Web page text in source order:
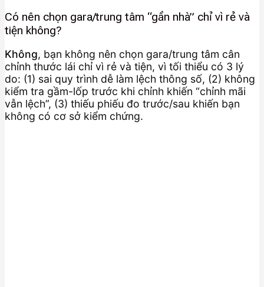
Có nên chọn gara/trung tâm “gần nhà” chỉ vì rẻ và
tiện không?
Không, bạn không nên chọn gara/trung tâm cân
chỉnh thước lái chỉ vì rẻ và tiện, vì tối thiểu có 3 lý
do: (1) sai quy trình dễ làm lệch thông số, (2) không
kiểm tra gầm-lốp trước khi chỉnh khiến “chỉnh mãi
vẫn lệch”, (3) thiếu phiếu đo trước/sau khiến bạn
không có cơ sở kiểm chứng.